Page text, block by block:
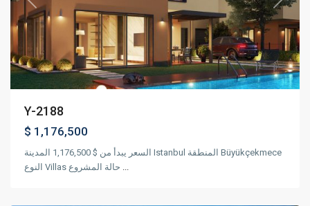
Previous Next
Y-2188
$ 1,176,500
السعر يبدأ من $ 1,176,500 المدينة Istanbul المنطقة Büyükçekmece
...
بيوك